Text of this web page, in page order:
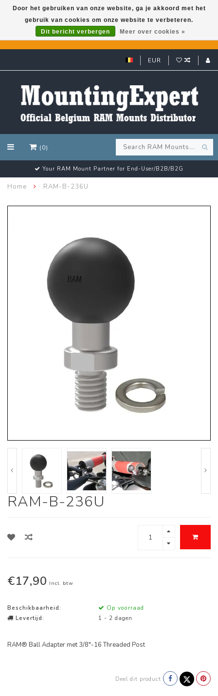
GARMIN GPS met een superkorting tot 50%? Klik hier!
EUR
(0)
Your RAM Mount Partner for End-User/B2B/B2G
Home RAM-B-236U
RAM-B-236U
€17,90 Incl. btw
Beschikbaarheid:
Op voorraad
Levertijd:
1 - 2 dagen
RAM® Ball Adapter met 3/8"-16 Threaded Post
Deel dit product
Door het gebruiken van onze website, ga je akkoord met het
gebruik van cookies om onze website te verbeteren.
Dit bericht verbergen
Meer over cookies »